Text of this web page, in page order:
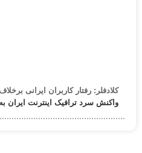
کلادفلر: رفتار کاربران ایرانی
واکنش سرد ترافیک اینترنت ایران به